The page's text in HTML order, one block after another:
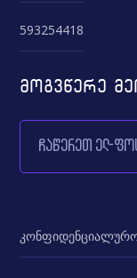
593254418
მოგვწერე